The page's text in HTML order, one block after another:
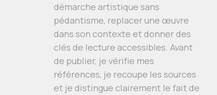
démarche artistique sans
pédantisme, replacer une œuvre
dans son contexte et donner des
clés de lecture accessibles. Avant
de publier, je vérifie mes
références, je recoupe les sources
et je distingue clairement le fait de